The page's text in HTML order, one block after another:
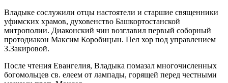
Владыке сослужили отцы настоятели и старшие священники
уфимских храмов, духовенство Башкортостанской
митрополии. Диаконский чин возглавил первый соборный
протодиакон Максим Коробицын. Пел хор под управлением
З.Закировой.
После чтения Евангелия, Владыка помазал многочисленных
богомольцев св. елеем от лампады, горящей перед честными